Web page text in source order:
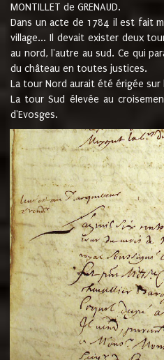
MONTILLET de GRENAUD.
Dans un acte de 1784 il est fait
village... Il devait exister deux
au nord, l'autre au sud. Ce qui
du château en toutes justices.
La tour Nord aurait été érigée sur
La tour Sud élevée au
d'Evosges.